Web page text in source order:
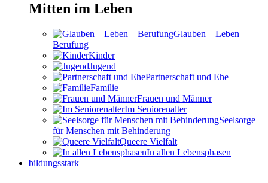
Mitten im Leben
Glauben – Leben –
Berufung
Kinder
Jugend
Partnerschaft und Ehe
Familie
Frauen und Männer
Im Seniorenalter
Seelsorge
für Menschen mit Behinderung
Queere Vielfalt
In allen Lebensphasen
bildungsstark